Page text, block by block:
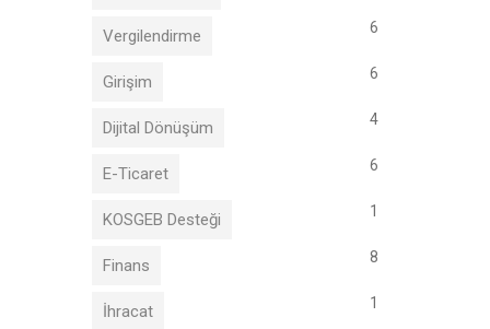
Vergilendirme 6
Girişim 6
Dijital Dönüşüm 4
E-Ticaret 6
KOSGEB Desteği 1
Finans 8
İhracat 1